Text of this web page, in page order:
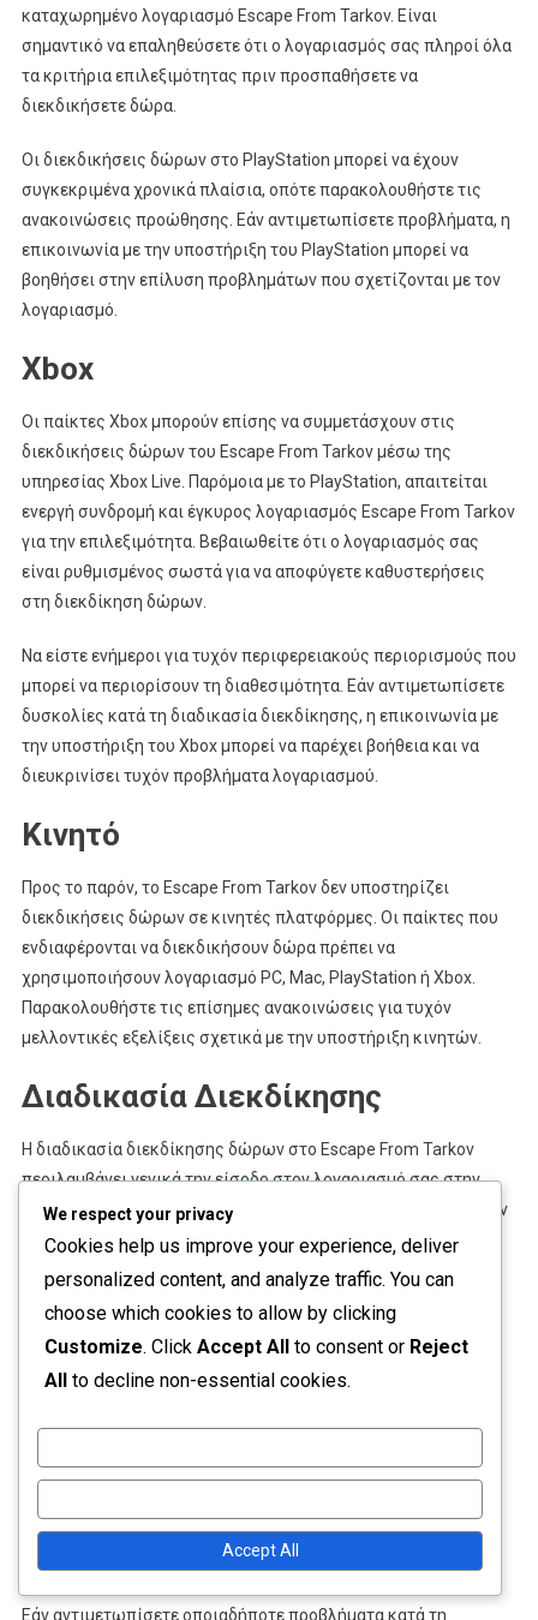
καταχωρημένο λογαριασμό Escape From Tarkov. Είναι
σημαντικό να επαληθεύσετε ότι ο λογαριασμός σας πληροί όλα
τα κριτήρια επιλεξιμότητας πριν προσπαθήσετε να
διεκδικήσετε δώρα.
Οι διεκδικήσεις δώρων στο PlayStation μπορεί να έχουν
συγκεκριμένα χρονικά πλαίσια, οπότε παρακολουθήστε τις
ανακοινώσεις προώθησης. Εάν αντιμετωπίσετε προβλήματα, η
επικοινωνία με την υποστήριξη του PlayStation μπορεί να
βοηθήσει στην επίλυση προβλημάτων που σχετίζονται με τον
λογαριασμό.
Xbox
Οι παίκτες Xbox μπορούν επίσης να συμμετάσχουν στις
διεκδικήσεις δώρων του Escape From Tarkov μέσω της
υπηρεσίας Xbox Live. Παρόμοια με το PlayStation, απαιτείται
ενεργή συνδρομή και έγκυρος λογαριασμός Escape From Tarkov
για την επιλεξιμότητα. Βεβαιωθείτε ότι ο λογαριασμός σας
είναι ρυθμισμένος σωστά για να αποφύγετε καθυστερήσεις
στη διεκδίκηση δώρων.
Να είστε ενήμεροι για τυχόν περιφερειακούς περιορισμούς που
μπορεί να περιορίσουν τη διαθεσιμότητα. Εάν αντιμετωπίσετε
δυσκολίες κατά τη διαδικασία διεκδίκησης, η επικοινωνία με
την υποστήριξη του Xbox μπορεί να παρέχει βοήθεια και να
διευκρινίσει τυχόν προβλήματα λογαριασμού.
Κινητό
Προς το παρόν, το Escape From Tarkov δεν υποστηρίζει
διεκδικήσεις δώρων σε κινητές πλατφόρμες. Οι παίκτες που
ενδιαφέρονται να διεκδικήσουν δώρα πρέπει να
χρησιμοποιήσουν λογαριασμό PC, Mac, PlayStation ή Xbox.
Παρακολουθήστε τις επίσημες ανακοινώσεις για τυχόν
μελλοντικές εξελίξεις σχετικά με την υποστήριξη κινητών.
Διαδικασία Διεκδίκησης
Η διαδικασία διεκδίκησης δώρων στο Escape From Tarkov
περιλαμβάνει γενικά την είσοδο στον λογαριασμό σας στην
κατάλληλη πλατφόρμα και την ακολουθία των οδηγιών για την
εξαργύρωση του δώρου σας. Βεβαιωθείτε ότι έχετε
ολοκληρώσει τυχόν απαραίτητες προϋποθέσεις, όπως η
Αφού υποβάλετε τη διεκδίκησή σας, θα πρέπει να λάβετε ένα
ανεπιθύμητης αλληλογραφίας ή επικοινωνήστε με την
Επικοινωνία Υποστήριξης
Εάν αντιμετωπίσετε οποιαδήποτε προβλήματα κατά τη
We respect your privacy
Cookies help us improve your experience, deliver
personalized content, and analyze traffic. You can
choose which cookies to allow by clicking
Customize. Click Accept All to consent or Reject
All to decline non-essential cookies.
Accept All